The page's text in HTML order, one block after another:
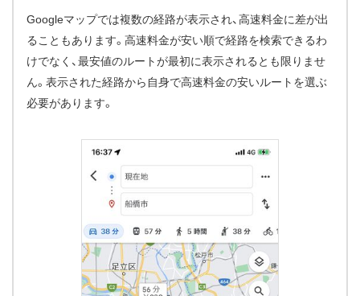
Googleマップでは複数の経路が表示され、高速料金に差が出
ることもあります。高速料金が安い順で経路を検索できるわ
けでなく、最安値のルートが最初に表示されるとも限りませ
ん。表示された経路から自身で高速料金の安いルートを選ぶ
必要があります。